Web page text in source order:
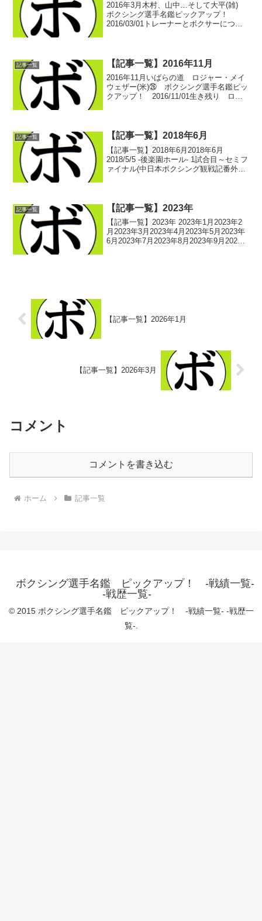
2016年3月木村、山中…そして大平(雑)
ボクシング選手名鑑ピックアップ！
2016/03/01トレーナーとボクサーについ
記事一覧 【記事一覧】2016年11月
2016年11月いばらの道 ロジャー・メイ
ウェザー(米)㉖ ボクシング選手名鑑ピッ
クアップ！ 2016/11/01生き残り ロジ
記事一覧 【記事一覧】2018年6月
【記事一覧】2018年6月2018年6月
2018/5/5 -後楽園ホール- 1試合目～セミフ
ァイナル(中日本ボクシング観戦記番外
記事一覧 【記事一覧】2023年
【記事一覧】2023年 2023年1月2023年2
月2023年3月2023年4月2023年5月2023年
6月2023年7月2023年8月2023年9月2023
【記事一覧】2026年1月
【記事一覧】2026年3月
コメント
コメントを書き込む
ホーム 記事一覧
ボクシング選手名鑑 ピックアップ！ -戦績一覧-
-戦歴一覧-
© 2015 ボクシング選手名鑑 ピックアップ！ -戦績一覧- -戦歴一
覧-.